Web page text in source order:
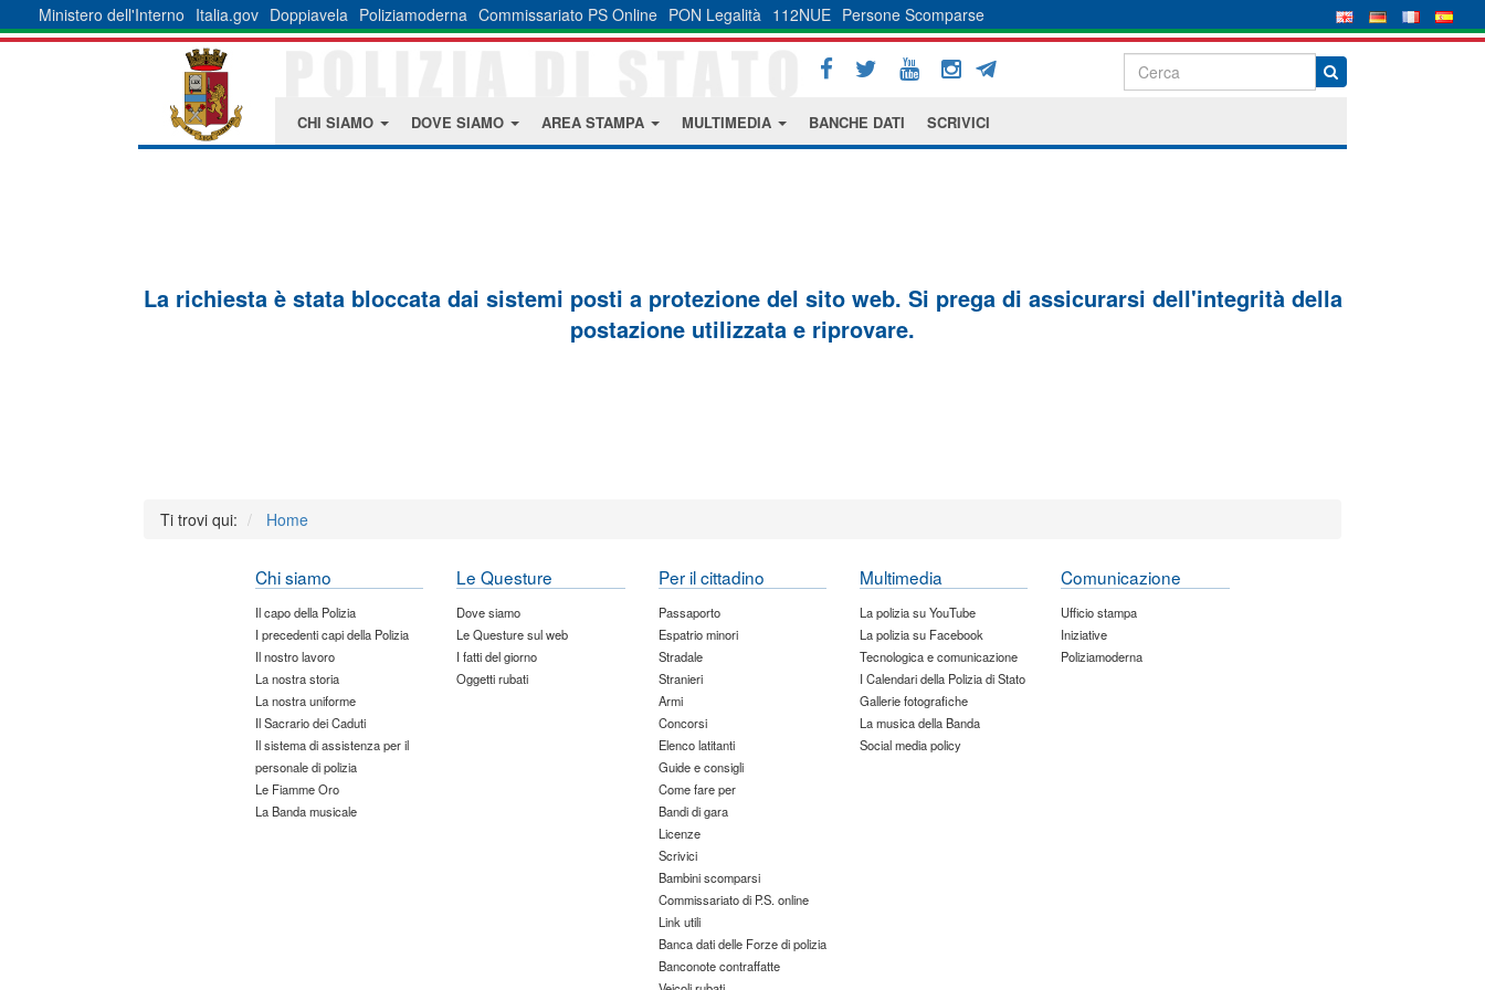
Ministero dell'Interno Italia.gov Doppiavela Poliziamoderna Commissariato PS Online PON Legalità 112NUE Persone Scomparse
CHI SIAMO DOVE SIAMO AREA STAMPA MULTIMEDIA BANCHE DATI SCRIVICI
La richiesta è stata bloccata dai sistemi posti a protezione del sito web. Si prega di assicurarsi dell'integrità della
postazione utilizzata e riprovare.
Ti trovi qui: Home
Chi siamo
Il capo della Polizia
I precedenti capi della Polizia
Il nostro lavoro
La nostra storia
La nostra uniforme
Il Sacrario dei Caduti
Il sistema di assistenza per il
personale di polizia
Le Fiamme Oro
La Banda musicale
Le Questure
Dove siamo
Le Questure sul web
I fatti del giorno
Oggetti rubati
Per il cittadino
Passaporto
Espatrio minori
Stradale
Stranieri
Armi
Concorsi
Elenco latitanti
Guide e consigli
Come fare per
Bandi di gara
Licenze
Scrivici
Bambini scomparsi
Commissariato di P.S. online
Link utili
Banca dati delle Forze di polizia
Banconote contraffatte
Multimedia
La polizia su YouTube
La polizia su Facebook
Tecnologica e comunicazione
I Calendari della Polizia di Stato
Gallerie fotografiche
La musica della Banda
Social media policy
Comunicazione
Ufficio stampa
Iniziative
Poliziamoderna